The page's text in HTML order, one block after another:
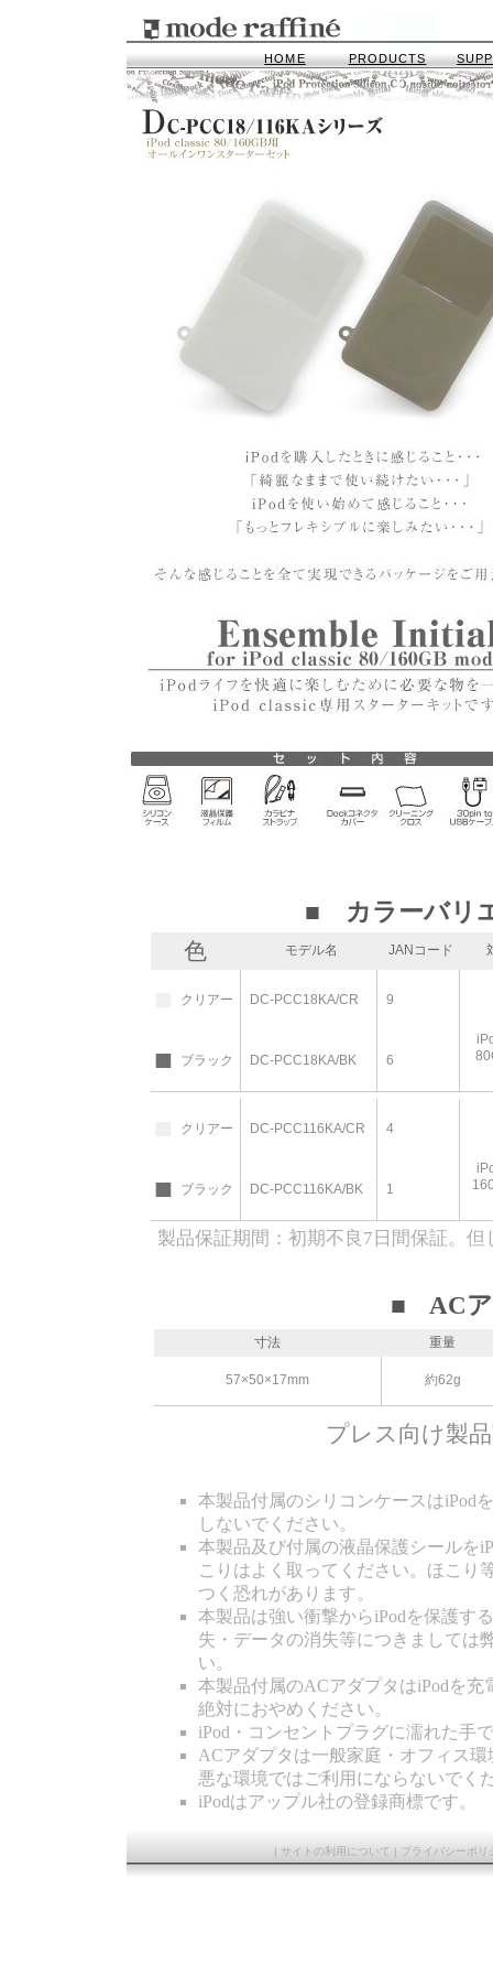
HOME PRODUCTS
■ カラーバリ
色 モデル名 JANコード
クリアー DC-PCC18KA/CR 9
■ ブラック DC-PCC18KA/BK 6
クリアー DC-PCC116KA/CR 4
■ ブラック DC-PCC116KA/BK 1
製品保証期間：初期不良7日間保証。
■ AC
寸法 重量
57×50×17mm 約62g
プレス向け製
本製品付属のシリコンケースはiPod
しないでください。
本製品及び付属の液晶保護シールを
こりはよく取ってください。ほこり
つく恐れがあります。
本製品は強い衝撃からiPodを保護す
失・データの消失等につきましては
い。
本製品付属のACアダプタはiPodを
絶対におやめください。
iPod・コンセントプラグに濡れた手
ACアダプタは一般家庭・オフィス
悪な環境ではご利用にならないでく
iPodはアップル社の登録商標です。
| サイトの利用について | プライバシーポリ